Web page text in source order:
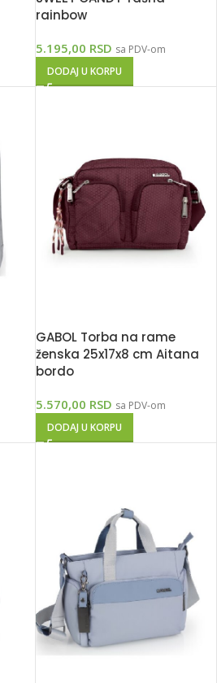
rainbow
5.195,00 RSD sa PDV-om
DODAJ U KORPU
GABOL Torba na rame
ženska 25x17x8 cm Aitana
bordo
5.570,00 RSD sa PDV-om
DODAJ U KORPU